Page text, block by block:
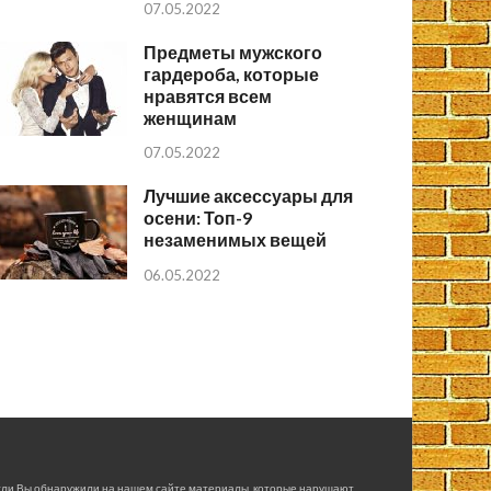
07.05.2022
Предметы мужского
гардероба, которые
нравятся всем
женщинам
07.05.2022
Лучшие аксессуары для
осени: Топ-9
незаменимых вещей
06.05.2022
Вы обнаружили на нашем сайте материалы, которые нарушают